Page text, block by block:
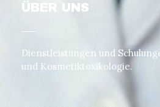
ÜBER UNS
Dienstleistungen und
und Kosmetiktoxikologie.